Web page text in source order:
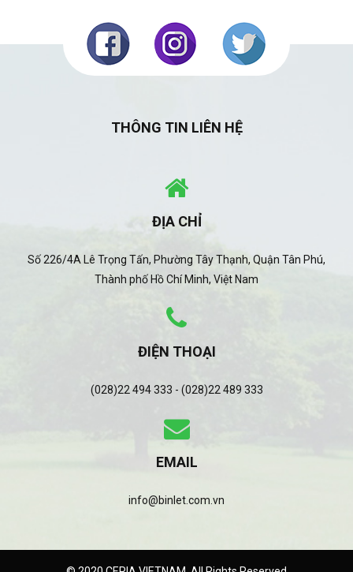
THÔNG TIN LIÊN HỆ
ĐỊA CHỈ
Số 226/4A Lê Trọng Tấn, Phường Tây Thạnh, Quận Tân Phú,
Thành phố Hồ Chí Minh, Việt Nam
ĐIỆN THOẠI
(028)22 494 333 - (028)22 489 333
EMAIL
info@binlet.com.vn